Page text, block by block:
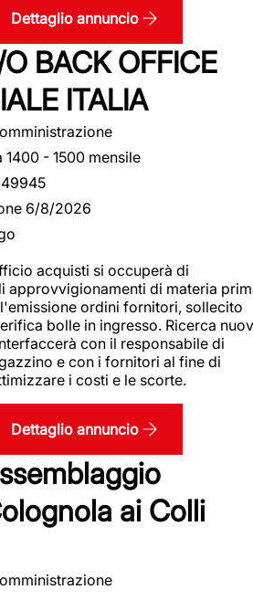
Dettaglio annuncio
BACK OFFICE
ITALIA
1400 - 1500 mensile
6/8/2026
acquisti si occuperà di
approvvigionamenti di materia
ordini fornitori, sollecito
bolle in ingresso. Ricerca
con il responsabile di
e con i fornitori al fine di
i costi e le scorte.
Dettaglio annuncio
ai Colli